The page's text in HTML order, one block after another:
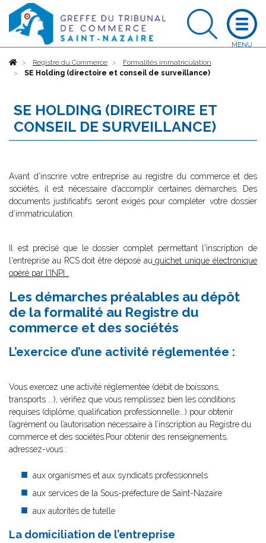
AccueilRegistre du Commerce
Formalités immatriculation
SE Holding (directoire et conseil de surveillance)
SE HOLDING (DIRECTOIRE ET
CONSEIL DE SURVEILLANCE)
Avant d’inscrire votre entreprise au registre du commerce et des
sociétés, il est nécessaire d’accomplir certaines démarches. Des
documents justificatifs seront exigés pour compléter votre dossier
d’immatriculation.
Il est précisé que le dossier complet permettant l'inscription de
l'entreprise au RCS doit être déposé au guichet unique électronique
opéré par l'INPI
Les démarches préalables au dépôt
de la formalité au Registre du
commerce et des sociétés
L’exercice d’une activité réglementée :
Vous exercez une activité réglementée (débit de boissons,
transports ...), vérifiez que vous remplissez bien les conditions
requises (diplôme, qualification professionnelle...) pour obtenir
l’agrément ou l’autorisation nécessaire à l’inscription au Registre du
commerce et des sociétés.Pour obtenir des renseignements,
adressez-vous :
aux organismes et aux syndicats professionnels
aux services de la Sous-préfecture de Saint-Nazaire
aux autorités de tutelle
La domiciliation de l’entreprise